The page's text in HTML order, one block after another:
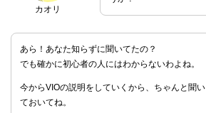
カオリ
あら！あなた知らずに聞いてたの？
でも確かに初心者の人にはわからないわよね。
今からVIOの説明をしていくから、ちゃんと聞い
ておいてね。